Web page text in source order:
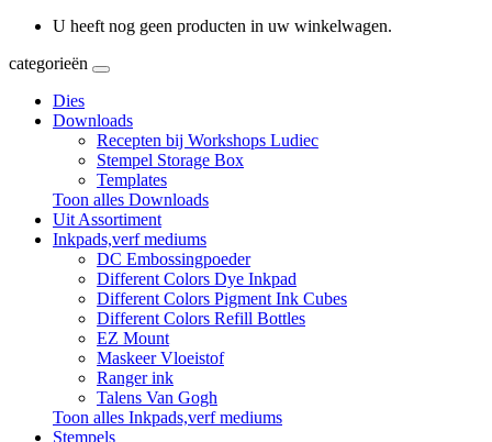
U heeft nog geen producten in uw winkelwagen.
categorieën
Dies
Downloads
Recepten bij Workshops Ludiec
Stempel Storage Box
Templates
Toon alles Downloads
Uit Assortiment
Inkpads,verf mediums
DC Embossingpoeder
Different Colors Dye Inkpad
Different Colors Pigment Ink Cubes
Different Colors Refill Bottles
EZ Mount
Maskeer Vloeistof
Ranger ink
Talens Van Gogh
Toon alles Inkpads,verf mediums
Stempels